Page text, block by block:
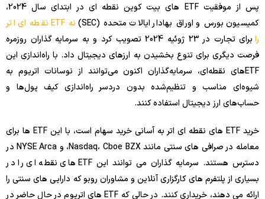
پس از موفقیت ETF های بیت کوین نقطه ای در ابتدای سال 2024،
کمیسیون بورس و اوراق بهادار ایالات متحده (SEC)
نه ETF نقطه ای اتر
را
برای تجارت در 23 ژوئیه 2024 تصویب کرد و به سرمایه گذاران روزمره
فرصت دیگری برای تنوع بخشیدن به ارزهای دیجیتال داد. با راه‌اندازی این
ETF‌های نقطه‌ای، سرمایه‌گذاران اکنون می‌توانند از نوسانات اتریوم به
شیوه‌ای مناسب و تنظیم‌شده بدون دردسر راه‌اندازی کیف پول‌ها و
حساب‌های ارز دیجیتال استفاده کنند.
خرید ETF های نقطه ای اتر به آسانی خرید سهام است، با این ETF ها برای
معامله در صرافی های سنتی مانند Nasdaq، Cboe BZX، و NYSE Arca در
دسترس هستند. سرمایه گذاران می توانند این ETF های نقطه ای را در
بسیاری از پلتفرم های کارگزاری آنلاین و مشاوران روبو که دارایی های سنتی را
ارائه می دهند، خریداری کنند. در حالی که ETF های اتریوم در حال حاضر در